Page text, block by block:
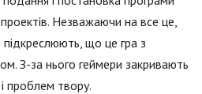
Незважаючи на все це,
що це гра з
З-за нього геймери закривають
і проблем твору.